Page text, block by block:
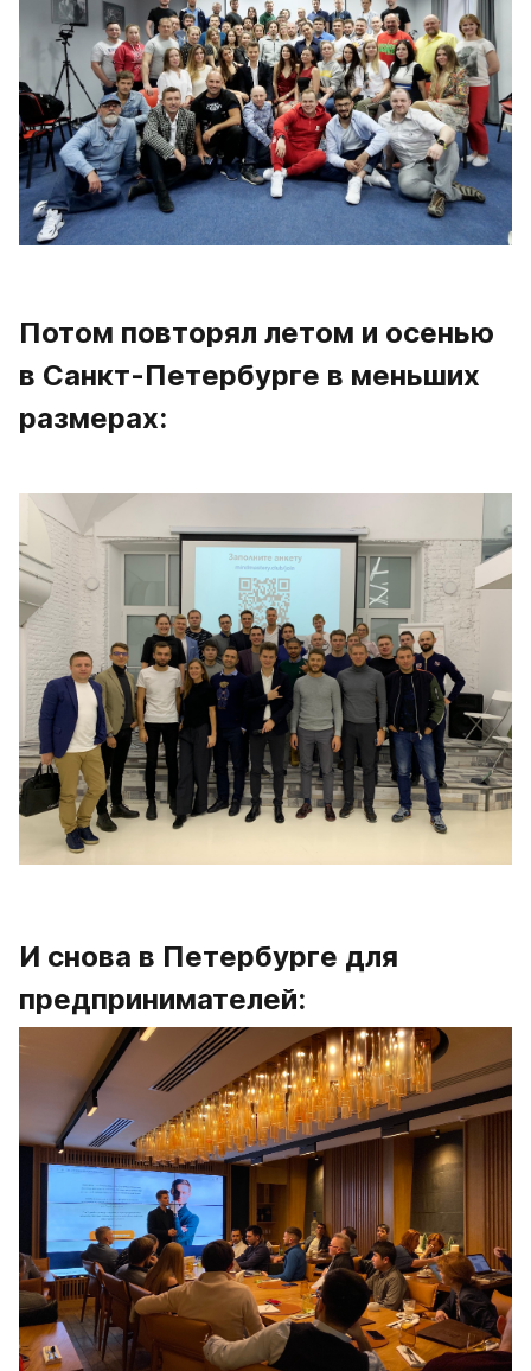
Потом повторял летом и осенью
в Санкт-Петербурге в меньших
размерах:
И снова в Петербурге для
предпринимателей: